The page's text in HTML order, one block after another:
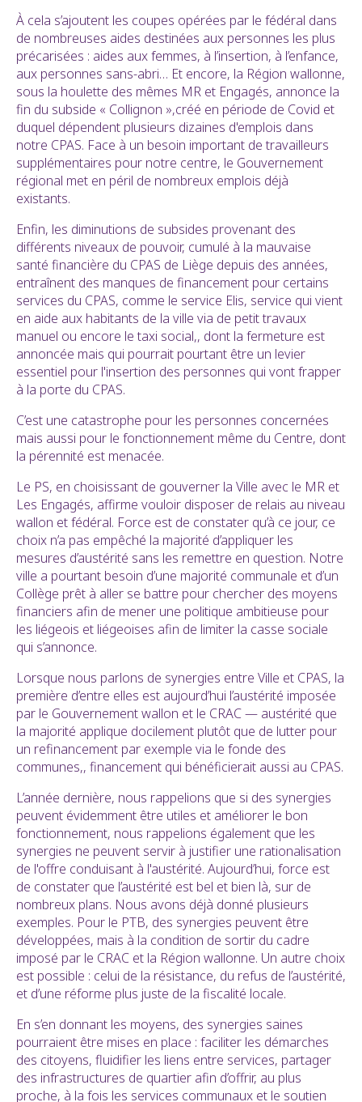
À cela s’ajoutent les coupes opérées par le fédéral dans
de nombreuses aides destinées aux personnes les plus
précarisées : aides aux femmes, à l’insertion, à l’enfance,
aux personnes sans-abri… Et encore, la Région wallonne,
sous la houlette des mêmes MR et Engagés, annonce la
fin du subside « Collignon »,créé en période de Covid et
duquel dépendent plusieurs dizaines d'emplois dans
notre CPAS. Face à un besoin important de travailleurs
supplémentaires pour notre centre, le Gouvernement
régional met en péril de nombreux emplois déjà
existants.
Enfin, les diminutions de subsides provenant des
différents niveaux de pouvoir, cumulé à la mauvaise
santé financière du CPAS de Liège depuis des années,
entraînent des manques de financement pour certains
services du CPAS, comme le service Elis, service qui vient
en aide aux habitants de la ville via de petit travaux
manuel ou encore le taxi social,, dont la fermeture est
annoncée mais qui pourrait pourtant être un levier
essentiel pour l'insertion des personnes qui vont frapper
à la porte du CPAS.
C’est une catastrophe pour les personnes concernées
mais aussi pour le fonctionnement même du Centre, dont
la pérennité est menacée.
Le PS, en choisissant de gouverner la Ville avec le MR et
Les Engagés, affirme vouloir disposer de relais au niveau
wallon et fédéral. Force est de constater qu’à ce jour, ce
choix n’a pas empêché la majorité d’appliquer les
mesures d’austérité sans les remettre en question. Notre
ville a pourtant besoin d’une majorité communale et d’un
Collège prêt à aller se battre pour chercher des moyens
financiers afin de mener une politique ambitieuse pour
les liégeois et liégeoises afin de limiter la casse sociale
qui s’annonce.
Lorsque nous parlons de synergies entre Ville et CPAS, la
première d’entre elles est aujourd’hui l’austérité imposée
par le Gouvernement wallon et le CRAC — austérité que
la majorité applique docilement plutôt que de lutter pour
un refinancement par exemple via le fonde des
communes,, financement qui bénéficierait aussi au CPAS.
L’année dernière, nous rappelions que si des synergies
peuvent évidemment être utiles et améliorer le bon
fonctionnement, nous rappelions également que les
synergies ne peuvent servir à justifier une rationalisation
de l'offre conduisant à l'austérité. Aujourd’hui, force est
de constater que l’austérité est bel et bien là, sur de
nombreux plans. Nous avons déjà donné plusieurs
exemples. Pour le PTB, des synergies peuvent être
développées, mais à la condition de sortir du cadre
imposé par le CRAC et la Région wallonne. Un autre choix
est possible : celui de la résistance, du refus de l’austérité,
et d’une réforme plus juste de la fiscalité locale.
En s’en donnant les moyens, des synergies saines
pourraient être mises en place : faciliter les démarches
des citoyens, fluidifier les liens entre services, partager
des infrastructures de quartier afin d’offrir, au plus
proche, à la fois les services communaux et le soutien